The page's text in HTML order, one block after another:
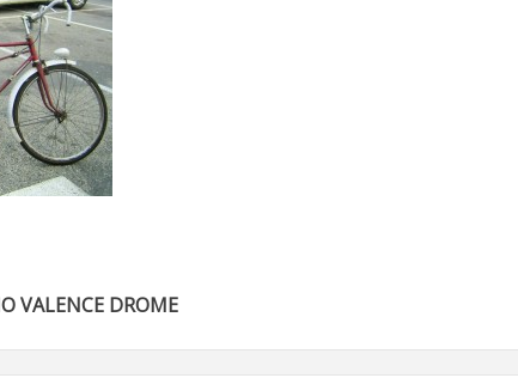
VALENCE DROME